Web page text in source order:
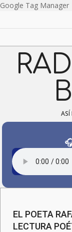
Google Tag Manager
ASÍ
EL POETA
LECTURA